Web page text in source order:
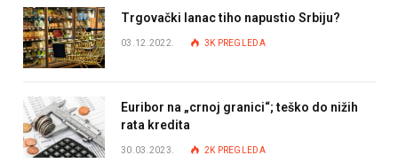
Trgovački lanac tiho napustio Srbiju?
03.12.2022. 3K PREGLEDA
Euribor na „crnoj granici“; teško do nižih
rata kredita
30.03.2023. 2K PREGLEDA